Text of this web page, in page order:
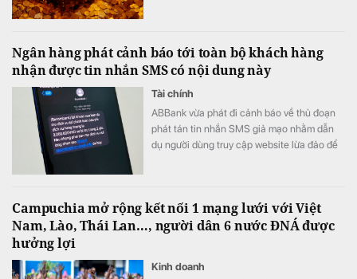
Ngân hàng phát cảnh báo tới toàn bộ khách hàng
nhận được tin nhắn SMS có nội dung này
Tài chính
ABBank vừa phát đi cảnh báo về thủ đoạn
phát tán tin nhắn SMS giả mạo nhằm dẫn
dụ người dùng truy cập website lừa đảo để
Campuchia mở rộng kết nối 1 mạng lưới với Việt
Nam, Lào, Thái Lan…, người dân 6 nước ĐNÁ được
hưởng lợi
Kinh doanh